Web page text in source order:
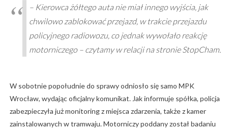
– Kierowca żółtego auta nie miał innego wyjścia, jak
chwilowo zablokować przejazd, w trakcie przejazdu
policyjnego radiowozu, co jednak wywołało reakcję
motorniczego – czytamy w relacji na stronie StopCham.
W sobotnie popołudnie do sprawy odniosło się samo MPK
Wrocław, wydając oficjalny komunikat. Jak informuje spółka, policja
zabezpieczyła już monitoring z miejsca zdarzenia, także z kamer
zainstalowanych w tramwaju. Motorniczy poddany został badaniu